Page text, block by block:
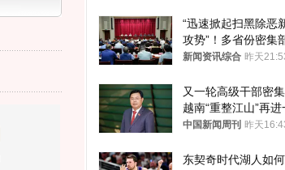
“迅速掀起扫黑除恶
攻势”！多省份密集
公布举报方式
新闻资讯综合 昨天
又一轮高级干部密集
越南“重整江山”再
中国新闻周刊 昨天
东契奇时代湖人如